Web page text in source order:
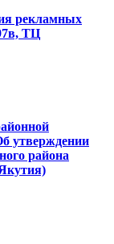
рекламных
ТЦ
утверждении
района